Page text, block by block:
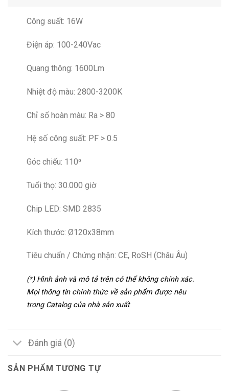
Công suất: 16W
Điện áp: 100-240Vac
Quang thông: 1600Lm
Nhiệt độ màu: 2800-3200K
Chỉ số hoàn màu: Ra > 80
Hệ số công suất: PF > 0.5
Góc chiếu: 110⁰
Tuổi thọ: 30.000 giờ
Chip LED: SMD 2835
Kích thước: Ø120x38mm
Tiêu chuẩn / Chứng nhận: CE, RoSH (Châu Âu)
(*) Hình ảnh và mô tả trên có thể không chính xác.
Mọi thông tin chính thức về sản phẩm được nêu
trong Catalog của nhà sản xuất
Đánh giá (0)
SẢN PHẨM TƯƠNG TỰ